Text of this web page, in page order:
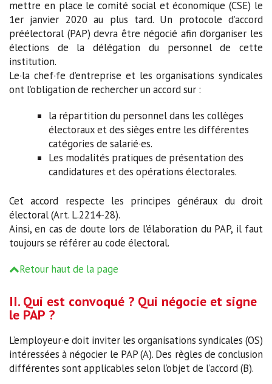
mettre en place le comité social et économique (CSE) le
1er janvier 2020 au plus tard. Un protocole d’accord
préélectoral (PAP) devra être négocié afin d’organiser les
élections de la délégation du personnel de cette
institution.
Le·la chef·fe d’entreprise et les organisations syndicales
ont l’obligation de rechercher un accord sur :
la répartition du personnel dans les collèges
électoraux et des sièges entre les différentes
catégories de salarié·es.
Les modalités pratiques de présentation des
candidatures et des opérations électorales.
Cet accord respecte les principes généraux du droit
électoral (Art. L.2214-28).
Ainsi, en cas de doute lors de l’élaboration du PAP, il faut
toujours se référer au code électoral.
Retour haut de la page
II. Qui est convoqué ? Qui négocie et signe
le PAP ?
L’employeur·e doit inviter les organisations syndicales (OS)
intéressées à négocier le PAP (A). Des règles de conclusion
différentes sont applicables selon l’objet de l’accord (B).